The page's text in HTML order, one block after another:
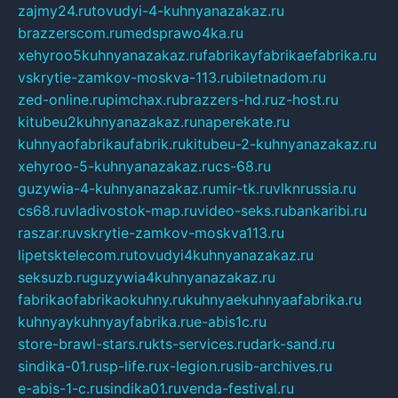
zajmy24.rutovudyi-4-kuhnyanazakaz.ru
brazzerscom.rumedsprawo4ka.ru
xehyroo5kuhnyanazakaz.rufabrikayfabrikaefabrika.ru
vskrytie-zamkov-moskva-113.rubiletnadom.ru
zed-online.rupimchax.rubrazzers-hd.ruz-host.ru
kitubeu2kuhnyanazakaz.runaperekate.ru
kuhnyaofabrikaufabrik.rukitubeu-2-kuhnyanazakaz.ru
xehyroo-5-kuhnyanazakaz.rucs-68.ru
guzywia-4-kuhnyanazakaz.rumir-tk.ruvlknrussia.ru
cs68.ruvladivostok-map.ruvideo-seks.rubankaribi.ru
raszar.ruvskrytie-zamkov-moskva113.ru
lipetsktelecom.rutovudyi4kuhnyanazakaz.ru
seksuzb.ruguzywia4kuhnyanazakaz.ru
fabrikaofabrikaokuhny.rukuhnyaekuhnyaafabrika.ru
kuhnyaykuhnyayfabrika.rue-abis1c.ru
store-brawl-stars.rukts-services.rudark-sand.ru
sindika-01.rusp-life.rux-legion.rusib-archives.ru
e-abis-1-c.rusindika01.ruvenda-festival.ru